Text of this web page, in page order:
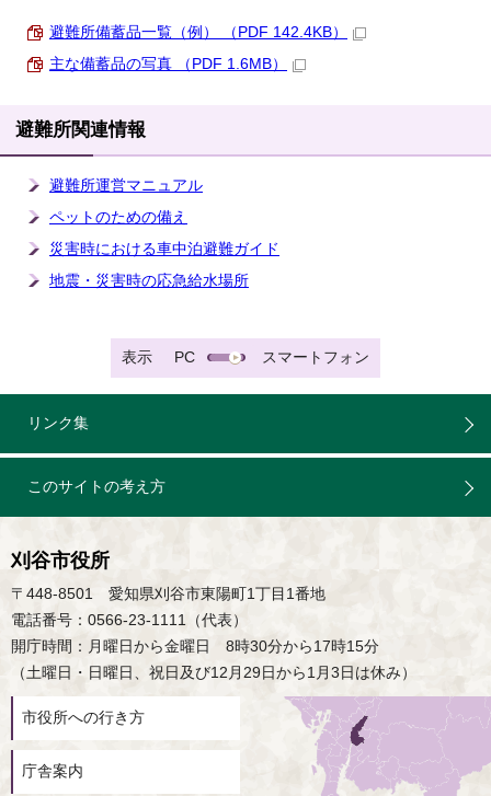
避難所備蓄品一覧（例） （PDF 142.4KB）
主な備蓄品の写真 （PDF 1.6MB）
避難所関連情報
避難所運営マニュアル
ペットのための備え
災害時における車中泊避難ガイド
地震・災害時の応急給水場所
表示 PC スマートフォン
リンク集
このサイトの考え方
刈谷市役所
〒448-8501 愛知県刈谷市東陽町1丁目1番地
電話番号：0566-23-1111（代表）
開庁時間：月曜日から金曜日 8時30分から17時15分
（土曜日・日曜日、祝日及び12月29日から1月3日は休み）
市役所への行き方
庁舎案内